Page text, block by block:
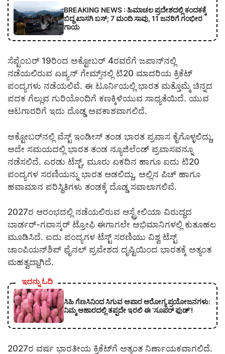
BREAKING NEWS : ಹಿಮಾಚಲ ಪ್ರದೇಶದಲ್ಲಿ ಕಂದಕಕ್ಕೆ
ಬಿದ್ದ ಖಾಸಗಿ ಬಸ್; 7 ಮಂದಿ ಸಾವು, 11 ಜನರಿಗೆ ಗಂಭೀರ
ಗಾಯ
ಸೆಪ್ಟೆಂಬರ್ 19ರಿಂದ ಅಕ್ಟೋಬರ್ 4ರವರೆಗೆ ಜಪಾನ್‌ನಲ್ಲಿ
ನಡೆಯಲಿರುವ ಏಷ್ಯನ್ ಗೇಮ್ಸ್‌ನಲ್ಲಿ ಟಿ20 ಮಾದರಿಯ ಕ್ರಿಕೆಟ್
ಪಂದ್ಯಗಳು ನಡೆಯಲಿವೆ. ಈ ಟೂರ್ನಿಯಲ್ಲಿ ಭಾರತ ಮತ್ತೊಮ್ಮೆ ಚಿನ್ನದ
ಪದಕ ಗೆಲ್ಲುವ ಗುರಿಯೊಂದಿಗೆ ಕಣಕ್ಕಿಳಿಯುವ ಸಾಧ್ಯತೆಯಿದೆ. ಯುವ
ಆಟಗಾರರಿಗೆ ಇದು ದೊಡ್ಡ ಅವಕಾಶವಾಗಲಿದೆ.
ಅಕ್ಟೋಬರ್‌ನಲ್ಲಿ ವೆಸ್ಟ್ ಇಂಡೀಸ್ ತಂಡ ಭಾರತ ಪ್ರವಾಸ ಕೈಗೊಳ್ಳಲಿದ್ದು,
ಅದೇ ಸಮಯದಲ್ಲಿ ಭಾರತ ತಂಡ ನ್ಯೂಜಿಲೆಂಡ್ ಪ್ರವಾಸವನ್ನೂ
ನಡೆಸಲಿದೆ. ಎರಡು ಟೆಸ್ಟ್, ಮೂರು ಏಕದಿನ ಹಾಗೂ ಐದು ಟಿ20
ಪಂದ್ಯಗಳ ಸರಣಿಯನ್ನು ಭಾರತ ಆಡಲಿದ್ದು, ಅಲ್ಲಿನ ಪಿಚ್ ಹಾಗೂ
ಹವಾಮಾನ ಪರಿಸ್ಥಿತಿಗಳು ತಂಡಕ್ಕೆ ದೊಡ್ಡ ಸವಾಲಾಗಲಿವೆ.
2027ರ ಆರಂಭದಲ್ಲಿ ನಡೆಯಲಿರುವ ಆಸ್ಟ್ರೇಲಿಯಾ ವಿರುದ್ಧದ
ಬಾರ್ಡರ್-ಗವಾಸ್ಕರ್ ಟ್ರೋಫಿ ಈಗಾಗಲೇ ಅಭಿಮಾನಿಗಳಲ್ಲಿ ಕುತೂಹಲ
ಮೂಡಿಸಿದೆ. ಐದು ಪಂದ್ಯಗಳ ಟೆಸ್ಟ್ ಸರಣಿಯು ವಿಶ್ವ ಟೆಸ್ಟ್
ಚಾಂಪಿಯನ್‌ಶಿಪ್ ಫೈನಲ್ ಪ್ರವೇಶದ ದೃಷ್ಟಿಯಿಂದ ಭಾರತಕ್ಕೆ ಅತ್ಯಂತ
ಮಹತ್ವದ್ದಾಗಿದೆ.
ಇದನ್ನು ಓದಿ
ಸಿಹಿ ಗೆಣಸಿನಿಂದ ಸಿಗುವ ಅಪಾರ ಆರೋಗ್ಯ ಪ್ರಯೋಜನಗಳು:
ನಿಮ್ಮ ಆಹಾರದಲ್ಲಿ ತಪ್ಪದೇ ಇರಲಿ ಈ ‘ಸೂಪರ್ ಫುಡ್’!
2027ರ ವರ್ಷ ಭಾರತೀಯ ಕ್ರಿಕೆಟ್‌ಗೆ ಅತ್ಯಂತ ನಿರ್ಣಾಯಕವಾಗಲಿದೆ.